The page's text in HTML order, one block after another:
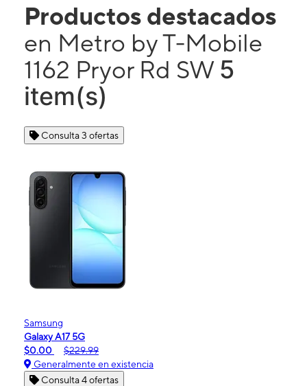
Productos destacados
en Metro by T-Mobile
1162 Pryor Rd SW 5
item(s)
Consulta 3 ofertas
Samsung
Galaxy A17 5G
$0.00
$229.99
Generalmente en existencia
Consulta 4 ofertas